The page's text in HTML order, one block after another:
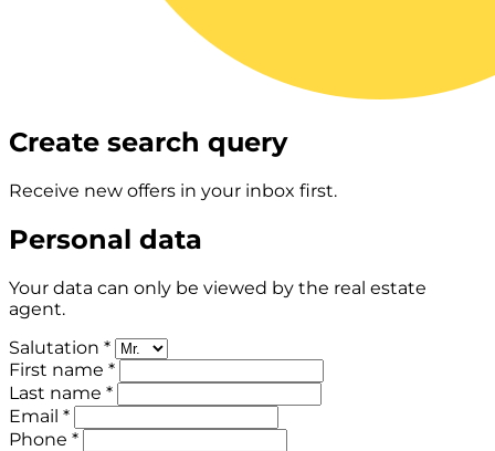
Create search query
Receive new offers in your inbox first.
Personal data
Your data can only be viewed by the real estate
agent.
Salutation *
First name *
Last name *
Email *
Phone *